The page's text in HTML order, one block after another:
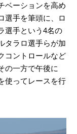
ベーションを高め
選手を筆頭に、ロ
選手という4名の
タラロ選手らが加
コントロールなど
の一方で午後に
使ってレースを行